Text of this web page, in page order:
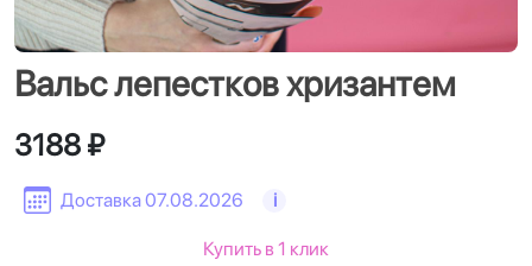
Вальс лепестков хризантем
Доставка 07.08.2026 i
3188 ₽
Купить в 1 клик